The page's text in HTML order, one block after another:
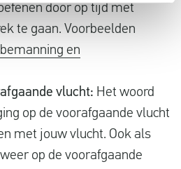
door op tijd met
te gaan. Voorbeelden
en
vlucht: Het woord
op de voorafgaande vlucht
met jouw vlucht. Ook als
op de voorafgaande